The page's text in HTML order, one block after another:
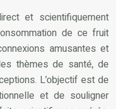
et scientifiquement
de ce fruit
amusantes et
thèmes de santé, de
L’objectif est de
et de souligner